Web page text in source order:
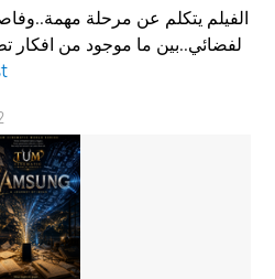
الفيلم يتكلم عن مرحلة
لفضائي..بين ما موجود من افكار